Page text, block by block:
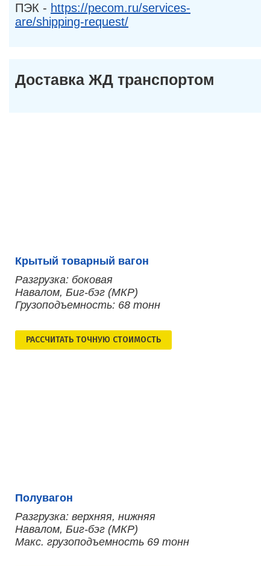
ПЭК - https://pecom.ru/services-
are/shipping-request/
Доставка ЖД транспортом
Крытый товарный вагон
Разгрузка: боковая
Навалом, Биг-бэг (МКР)
Грузоподъемность: 68 тонн
РАСCЧИТАТЬ ТОЧНУЮ СТОИМОСТЬ
Полувагон
Разгрузка: верхняя, нижняя
Навалом, Биг-бэг (МКР)
Макс. грузоподъемность 69 тонн